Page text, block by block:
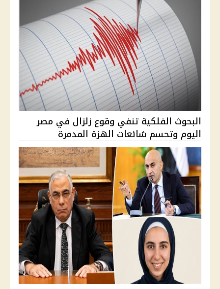
البحوث الفلكية تنفي وقوع زلزال في مصر
اليوم وتحسم شائعات الهزة المدمرة